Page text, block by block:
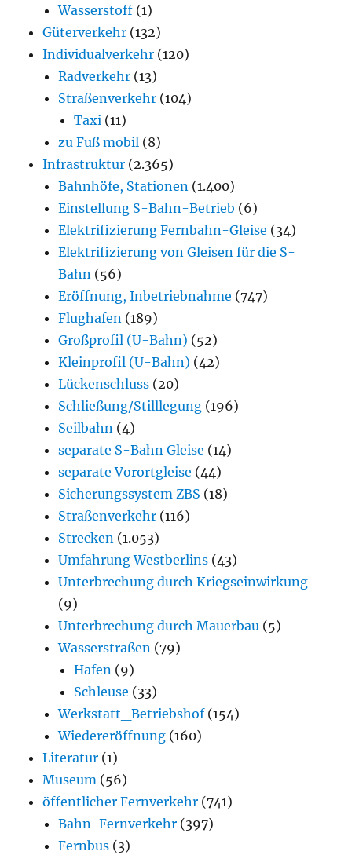
Wasserstoff (1)
Güterverkehr (132)
Individualverkehr (120)
Radverkehr (13)
Straßenverkehr (104)
Taxi (11)
zu Fuß mobil (8)
Infrastruktur (2.365)
Bahnhöfe, Stationen (1.400)
Einstellung S-Bahn-Betrieb (6)
Elektrifizierung Fernbahn-Gleise (34)
Elektrifizierung von Gleisen für die S-
Bahn (56)
Eröffnung, Inbetriebnahme (747)
Flughafen (189)
Großprofil (U-Bahn) (52)
Kleinprofil (U-Bahn) (42)
Lückenschluss (20)
Schließung/Stilllegung (196)
Seilbahn (4)
separate S-Bahn Gleise (14)
separate Vorortgleise (44)
Sicherungssystem ZBS (18)
Straßenverkehr (116)
Strecken (1.053)
Umfahrung Westberlins (43)
Unterbrechung durch Kriegseinwirkung
(9)
Unterbrechung durch Mauerbau (5)
Wasserstraßen (79)
Hafen (9)
Schleuse (33)
Werkstatt_Betriebshof(154)
Wiedereröffnung (160)
Literatur (1)
Museum (56)
öffentlicher Fernverkehr (741)
Bahn-Fernverkehr (397)
Fernbus (3)